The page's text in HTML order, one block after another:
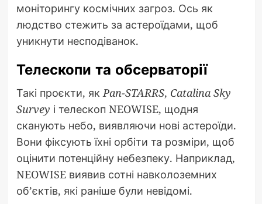
моніторингу космічних загроз. Ось як
людство стежить за астероїдами, щоб
уникнути несподіванок.
Телескопи та обсерваторії
Такі проєкти, якPan-STARRS, Catalina Sky
Survey і телескоп NEOWISE, щодня
сканують небо, виявляючи нові астероїди.
Вони фіксують їхні орбіти та розміри, щоб
оцінити потенційну небезпеку. Наприклад,
NEOWISE виявив сотні навколоземних
об’єктів, які раніше були невідомі.